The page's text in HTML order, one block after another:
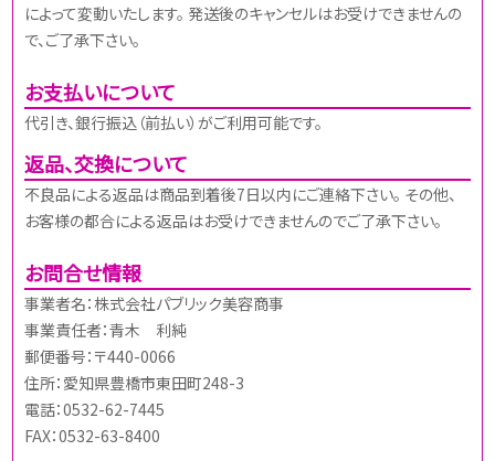
によって変動いたします。 発送後のキャンセルはお受けできませんの
で、ご了承下さい。
お支払いについて
代引き、銀行振込（前払い）がご利用可能です。
返品、交換について
不良品による返品は商品到着後7日以内にご連絡下さい。 その他、
お客様の都合による返品はお受けできませんのでご了承下さい。
お問合せ情報
事業者名：株式会社パブリック美容商事
事業責任者：青木 利純
郵便番号：〒440-0066
住所：愛知県豊橋市東田町248-3
電話：0532-62-7445
FAX：0532-63-8400